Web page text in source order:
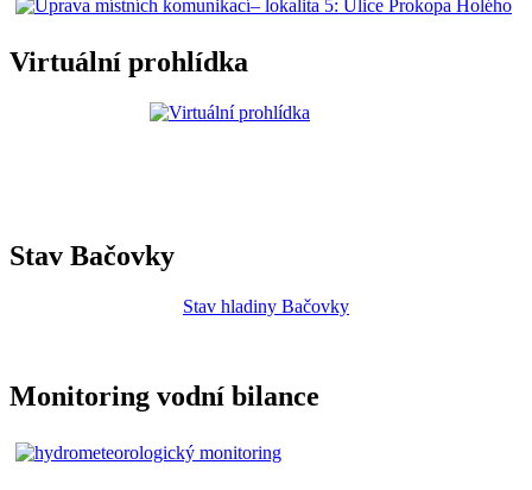
Virtuální prohlídka
Stav Bačovky
Stav hladiny Bačovky
Monitoring vodní bilance